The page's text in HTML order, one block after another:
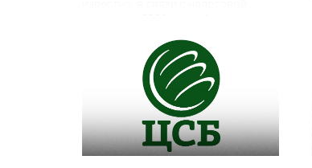
этом отмена или повышение
льготных ставок НДС 5 % (7 %) не
планируется (таких поправок в
Федеральном законе нет)